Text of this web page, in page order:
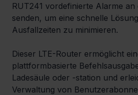
RUT241 vordefinierte Alarme an
senden, um eine schnelle
Ausfallzeiten zu minimieren.
Dieser LTE-Router ermöglicht
plattformbasierte
Ladesäule oder -station und
Verwaltung von